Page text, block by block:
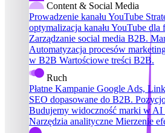
Content & Social Media
Prowadzenie kanału YouTube
optymalizacja kanału YouTube
Zarządzanie social media B2B.
Automatyzacja procesów
w B2B Wartościowe treści B2B.
Ruch
Płatne Kampanie Google Ads,
SEO dopasowane do B2B.
Budujemy widoczność marki w
Narzędzia analityczne Mierzenie